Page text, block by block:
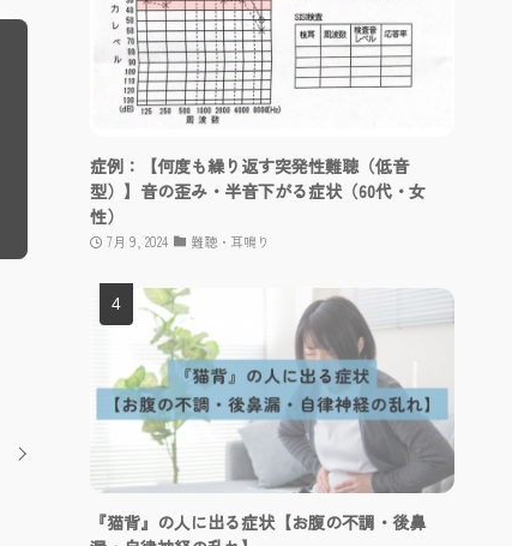
症例：【何度も繰り返す突発性難聴（低音
型）】音の歪み・半音下がる症状（60代・女
性）
7月 9, 2024 難聴・耳鳴り
『猫背』の人に出る症状【お腹の不調・後鼻